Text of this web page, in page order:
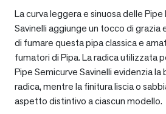
La curva leggera e sinuosa delle
Savinelli aggiunge un tocco di
di fumare questa pipa classica e
fumatori di Pipa. La radica utilizzata
Pipe Semicurve Savinelli evidenzia
radica, mentre la finitura liscia o
aspetto distintivo a ciascun modello.